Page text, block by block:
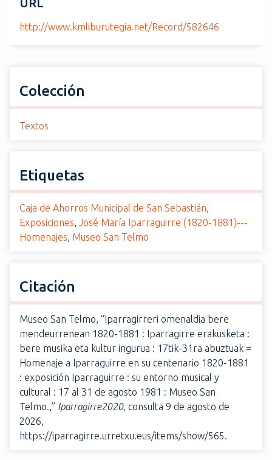
http://www.kmliburutegia.net/Record/582646
Colección
Textos
Etiquetas
Caja de Ahorros Municipal de San Sebastián,
Exposiciones, José María Iparraguirre (1820-1881)---
Homenajes, Museo San Telmo
Citación
Museo San Telmo, “Iparragirreri omenaldia bere
mendeurrenean 1820-1881 : Iparragirre erakusketa :
bere musika eta kultur ingurua : 17tik-31ra abuztuak =
Homenaje a Iparraguirre en su centenario 1820-1881
: exposición Iparraguirre : su entorno musical y
cultural : 17 al 31 de agosto 1981 : Museo San
Telmo.,” Iparragirre2020, consulta 9 de agosto de
2026,
https://iparragirre.urretxu.eus/items/show/565.